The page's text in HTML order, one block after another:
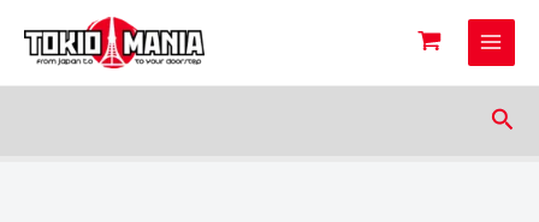
Skip to content